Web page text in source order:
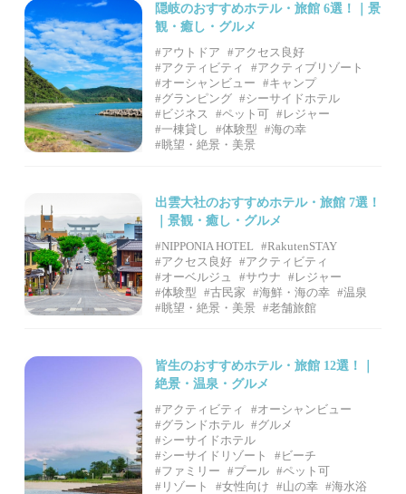
隠岐のおすすめホテル・旅館 6選！｜景
観・癒し・グルメ
#アウトドア
#アクセス良好
#アクティビティ
#アクティブリゾート
#オーシャンビュー
#キャンプ
#グランピング #シーサイドホテル
#ビジネス
#ペット可
#レジャー
#一棟貸し
#体験型
#海の幸
#眺望・絶景・美景
出雲大社のおすすめホテル・旅館 7選！
｜景観・癒し・グルメ
#NIPPONIA HOTEL
#RakutenSTAY
#アクセス良好 #アクティビティ
#オーベルジュ
#サウナ
#レジャー
#体験型
#古民家 #海鮮・海の幸 #温泉
#眺望・絶景・美景 #老舗旅館
皆生のおすすめホテル・旅館 12選！｜
絶景・温泉・グルメ
#アクティビティ
#オーシャンビュー
#グランドホテル #グルメ
#シーサイドホテル
#シーサイドリゾート
#ビーチ
#ファミリー
#プール #ペット可
#リゾート
#女性向け #山の幸 #海水浴